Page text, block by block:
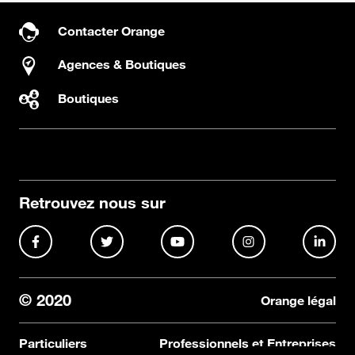
Contacter Orange
Agences & Boutiques
Boutiques
Retrouvez nous sur
© 2020 Orange légal
Particuliers Professionnels et Entreprises